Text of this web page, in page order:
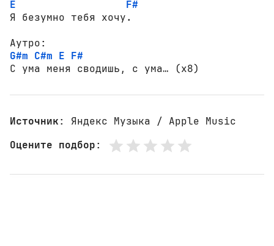
E
F#
Я безумно тебя хочу.
G#m C#m E F#
С ума меня сводишь, с ума… (x8)
Источник: Яндекс Музыка / Apple Music
Оцените подбор: